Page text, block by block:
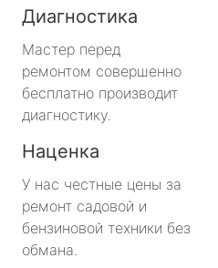
Диагностика
Мастер перед
ремонтом совершенно
бесплатно производит
диагностику.
Наценка
У нас честные цены за
ремонт садовой и
бензиновой техники без
обмана.